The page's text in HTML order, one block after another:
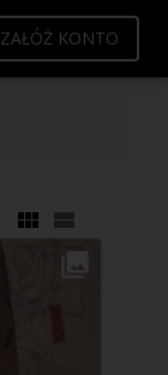
ZAŁÓŻ KONTO